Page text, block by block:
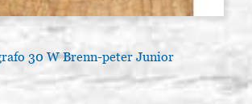
30 W Brenn-peter Junior